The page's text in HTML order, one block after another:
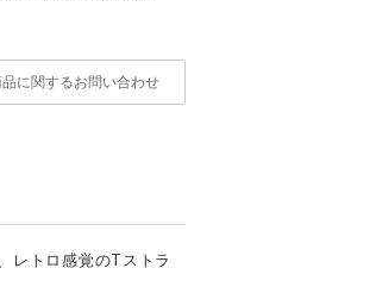
品に関するお問い合わせ
レトロ感覚のTストラ